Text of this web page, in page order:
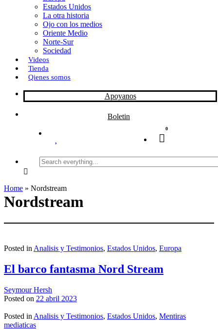
Estados Unidos
La otra historia
Ojo con los medios
Oriente Medio
Norte-Sur
Sociedad
Videos
Tienda
Qienes somos
Apoyanos
Boletin
0
Search
everything...
Home » Nordstream
Nordstream
Posted in Analisis y Testimonios, Estados Unidos, Europa
El barco fantasma Nord Stream
Seymour Hersh
Posted on 22 abril 2023
Posted in Analisis y Testimonios, Estados Unidos, Mentiras
mediaticas